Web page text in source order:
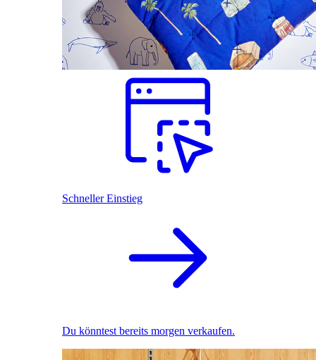
Schneller Einstieg
Du könntest bereits morgen verkaufen.